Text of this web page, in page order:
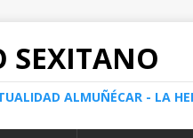
SEXITANO
ALMUÑÉCAR - LA